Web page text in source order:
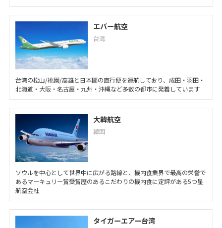
エバー航空
台湾
台湾の松山/桃園/高雄と日本間の直行便を運航しており、成田・羽田・
北海道・大阪・名古屋・九州・沖縄など多数の都市に発着しています
大韓航空
韓国
ソウルを中心として世界中に広がる路線と、機内食業界で最高の栄誉で
あるマーキュリー賞受賞歴のあるこだわりの機内食に定評がある5つ星
航空会社
タイガーエアー台湾